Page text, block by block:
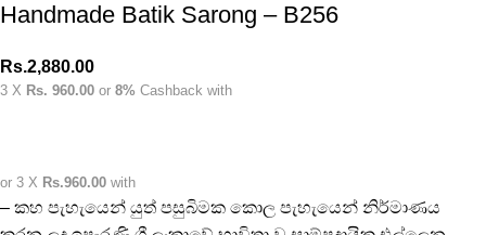
Handmade Batik Sarong – B256
Rs.2,880.00
3 X Rs. 960.00 or 8% Cashback with
or 3 X Rs.960.00 with
– කහ පැහැයෙන් යුත් පසුබිමක කොල පැහැයෙන් නිර්මාණය